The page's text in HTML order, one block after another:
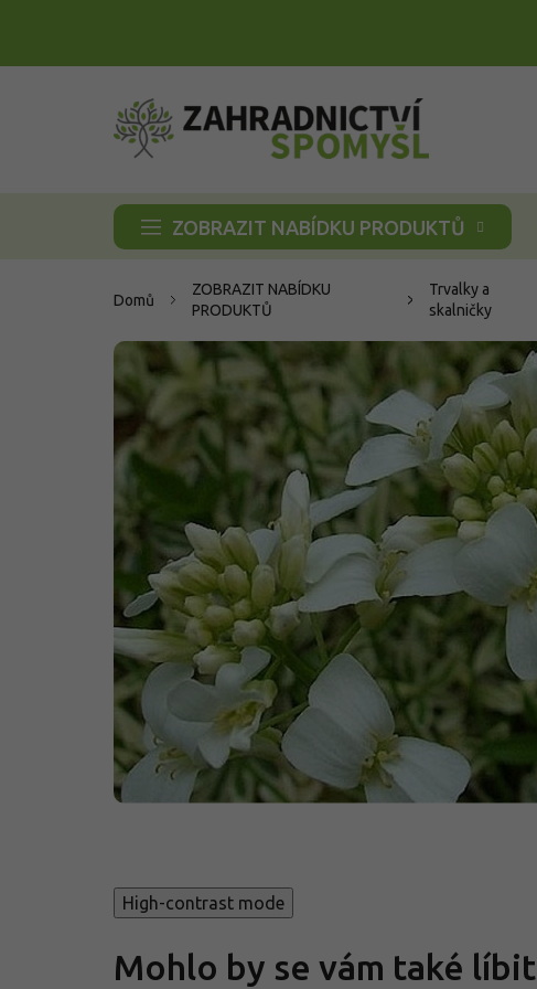
ZOBRAZIT NABÍDKU PRODUKTŮ
Domů
ZOBRAZIT NABÍDKU
PRODUKTŮ
Trvalky a
skalničky
High-contrast mode
Mohlo by se vám také líbit